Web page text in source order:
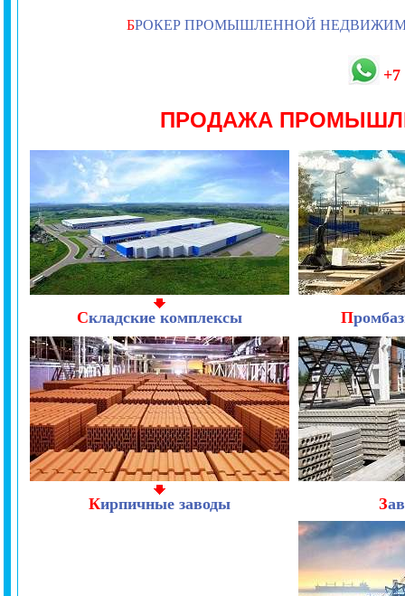
БРОКЕР ПРОМЫШЛЕННОЙ
+7
ПРОДАЖА
Складские комплексы П
Кирпичные заводы З